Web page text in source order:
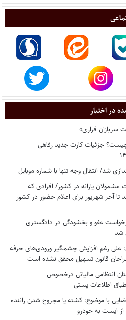
در اختبار
سربازان فراری»
جزئیات کارت جدید رفاهی
شد/ انتقال وجه تنها با شماره موبایل
مشمولان یارانه در کشور/ افرادی که
تا آخر شهریور برای اعلام حضور در کشور
عفو و بخشودگی در دادگستری
شد
علی رغم افزایش چشمگیر ورودی‌های حرفه
قانون تسهیل محقق نشده است
انتظامی مالیاتی درخصوص
اطلاعات پستی
با موضوع: کشته یا مجروح شدن راننده
ایست به خودرو